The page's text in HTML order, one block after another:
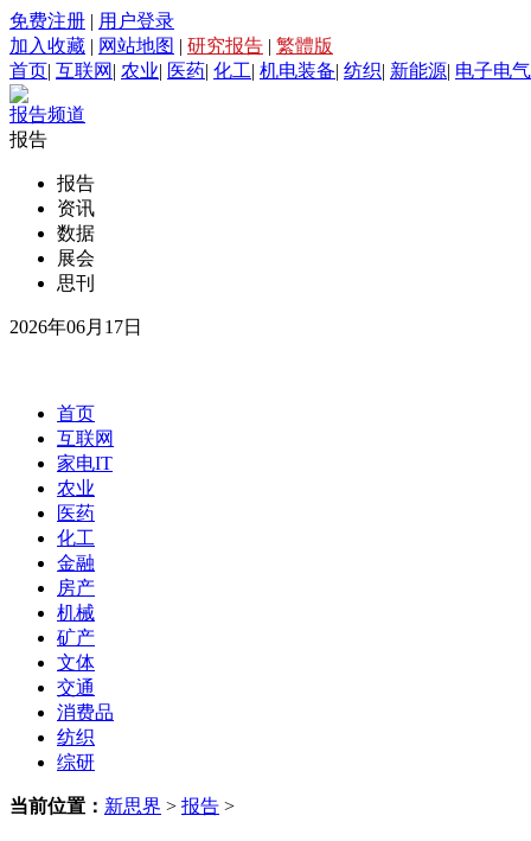
免费注册 | 用户登录
加入收藏 | 网站地图 | 研究报告 | 繁體版
首页| 互联网 | 农业| 医药| 化工| 机电装备| 纺织| 新能源| 电子电气
报告频道
报告
报告
资讯
数据
展会
思刊
2026年06月17日
首页
互联网
家电IT
农业
医药
化工
金融
房产
机械
矿产
文体
交通
消费品
纺织
综研
当前位置： 新思界 > 报告 >